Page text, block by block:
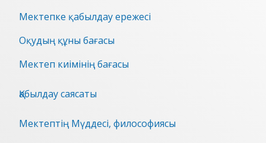
Мектепке қабылдау ережесі
Оқудың құны бағасы
Мектеп киімінің бағасы
Қабылдау саясаты
Мектептің Мүддесі, философиясы